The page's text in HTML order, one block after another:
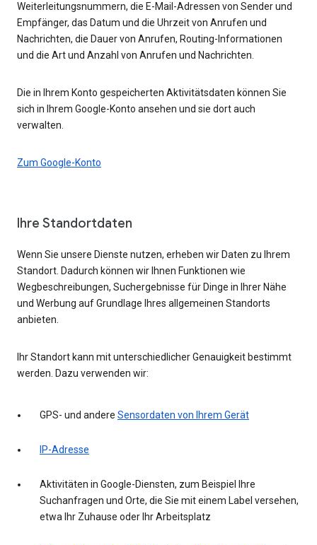
Weiterleitungsnummern, die E-Mail-Adressen von Sender und
Empfänger, das Datum und die Uhrzeit von Anrufen und
Nachrichten, die Dauer von Anrufen, Routing-Informationen
und die Art und Anzahl von Anrufen und Nachrichten.
Die in Ihrem Konto gespeicherten Aktivitätsdaten können Sie
sich in Ihrem Google-Konto ansehen und sie dort auch
verwalten.
Zum Google-Konto
Ihre Standortdaten
Wenn Sie unsere Dienste nutzen, erheben wir Daten zu Ihrem
Standort. Dadurch können wir Ihnen Funktionen wie
Wegbeschreibungen, Suchergebnisse für Dinge in Ihrer Nähe
und Werbung auf Grundlage Ihres allgemeinen Standorts
anbieten.
Ihr Standort kann mit unterschiedlicher Genauigkeit bestimmt
werden. Dazu verwenden wir:
GPS- und andere Sensordaten von Ihrem Gerät
IP-Adresse
Aktivitäten in Google-Diensten, zum Beispiel Ihre
Suchanfragen und Orte, die Sie mit einem Label versehen,
etwa Ihr Zuhause oder Ihr Arbeitsplatz